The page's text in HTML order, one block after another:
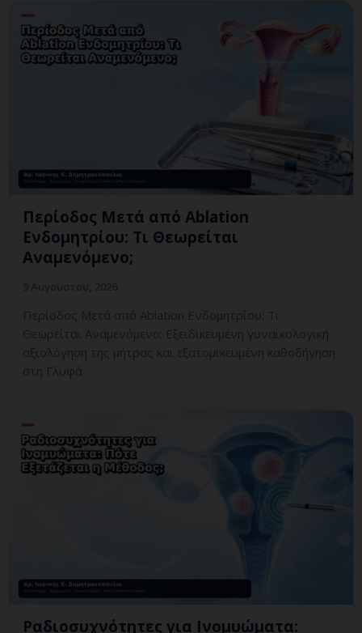
Περίοδος Μετά από Ablation
Ενδομητρίου: Τι Θεωρείται
Αναμενόμενο;
Περίοδος Μετά από Ablation Ενδομητρίου: Τι
Θεωρείται Αναμενόμενο; Εξειδικευμένη γυναικολογική
αξιολόγηση της μήτρας και εξατομικευμένη καθοδήγηση
στη Γλυφά
Ραδιοσυχνότητες για Ινομυώματα: